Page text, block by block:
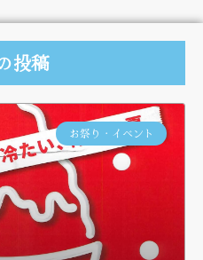
投稿
お祭り・イベント